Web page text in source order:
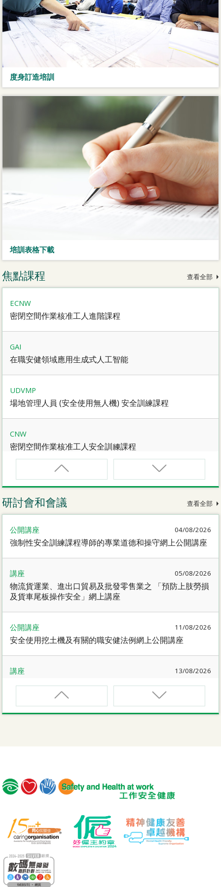
度身訂造培訓
培訓表格下載
焦點課程 查看全部
ECNW
密閉空間作業核准工人進階課程
GAI
在職安健領域應用生成式人工智能
UDVMP
場地管理人員 (安全使用無人機) 安全訓練課程
CNW
密閉空間作業核准工人安全訓練課程
CNW(R)
密閉空間作業核准工人安全訓練重新甄審資格課程
動力操作升降工作台督導員課程
密閉空間作業合資格人士安全訓練課程
電動車維修安全課程
MICM
組裝合成建築工程管理人員訓練課程
MICW
組裝合成建築工程工作安全訓練課程
TST
安全使用可伸縮工作台
研討會和會議 查看全部
公開講座 04/08/2026
強制性安全訓練課程導師的專業道德和操守網上公開講座
講座 05/08/2026
物流貨運業、進出口貿易及批發零售業之 「預防上肢勞損
及貨車尾板操作安全」網上講座
公開講座 11/08/2026
安全使用挖土機及有關的職安健法例網上公開講座
講座 13/08/2026
職業健康大奬2026-27網上簡介會暨講座
講座 17/08/2026
危險品的安全規管與危險物質相關規例網上公開講座
【好心情@健康工作間】醫護服務業之「拒絕壓力爆煲：
『七好』減壓法的科學減壓之道」網上講座
講座
【護心計劃/好心情@健康工作間】重拾健康由「戒煙」做